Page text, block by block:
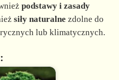
podstawy i zasady
siły naturalne zdolne do
lub klimatycznych.